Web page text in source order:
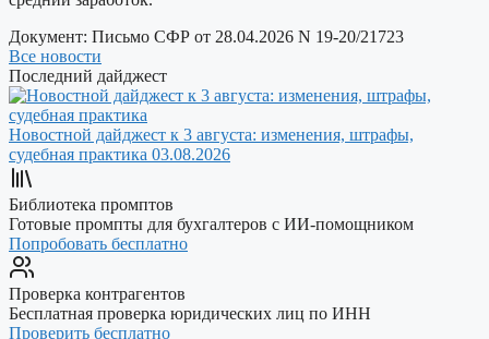
Документ: Письмо СФР от 28.04.2026 N 19-20/21723
Все новости
Последний дайджест
Новостной дайджест к 3 августа: изменения, штрафы,
судебная практика 03.08.2026
Библиотека промптов
Готовые промпты для бухгалтеров с ИИ-помощником
Попробовать бесплатно
Проверка контрагентов
Бесплатная проверка юридических лиц по ИНН
Проверить бесплатно